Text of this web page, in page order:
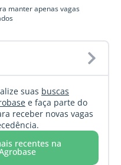
manter apenas vagas
suas buscas
e faça parte do
receber novas vagas
recentes na